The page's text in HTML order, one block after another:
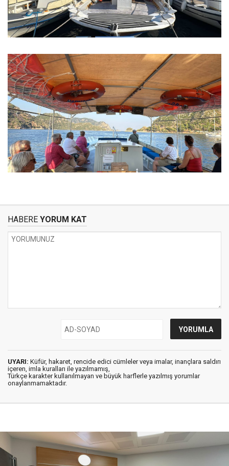
HABERE YORUM KAT
UYARI: Küfür, hakaret, rencide edici cümleler veya imalar, inançlara saldırı
içeren, imla kuralları ile yazılmamış,
Türkçe karakter kullanılmayan ve büyük harflerle yazılmış yorumlar
onaylanmamaktadır.